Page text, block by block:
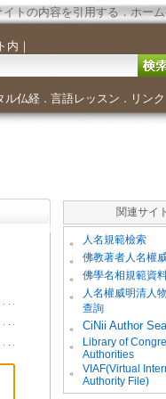
イトの内容を引用する．ホー
内 ｜
ル仏経． 言語レッスン ． リンク
関連サイト
。 人名規範檢索
。 佛教著者人名權
。 佛學名相規範資
。
人名權威明清人
查詢
。
CiNii Author
。
Library of
Authorities
。
VIAF(Virtual
Authority File)